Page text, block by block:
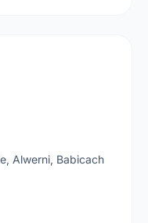
Alwerni, Babicach